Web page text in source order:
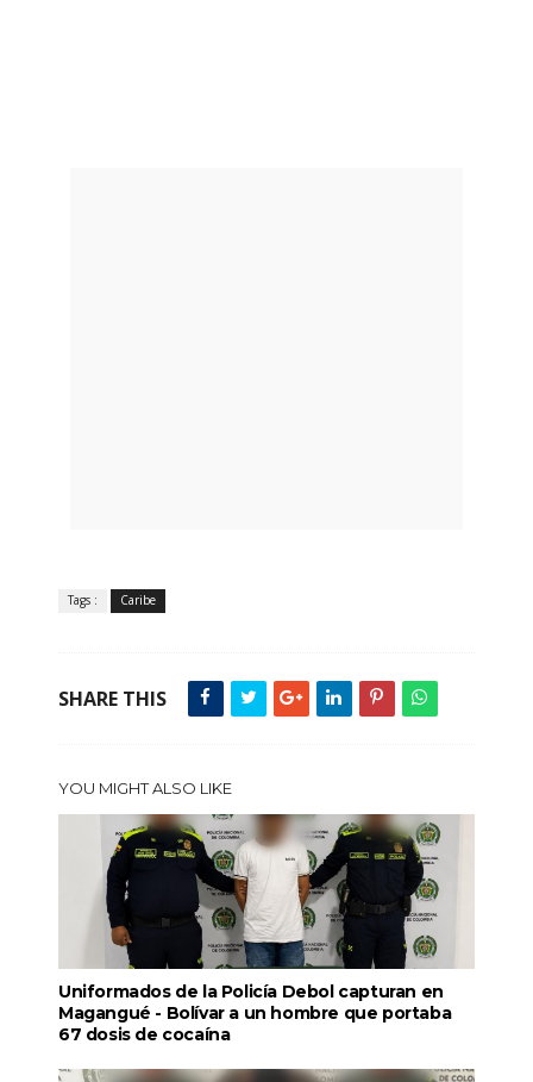
Tags : Caribe
SHARE THIS
YOU MIGHT ALSO LIKE
Uniformados de la Policía Debol capturan en
Magangué - Bolívar a un hombre que portaba
67 dosis de cocaína